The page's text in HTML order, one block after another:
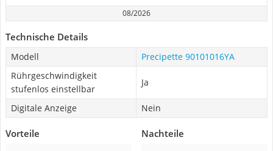
08/2026
Technische Details
Modell
Precipette 90101016YA
Rührgeschwindigkeit
stufenlos einstellbar
Ja
Digitale Anzeige Nein
Vorteile Nachteile